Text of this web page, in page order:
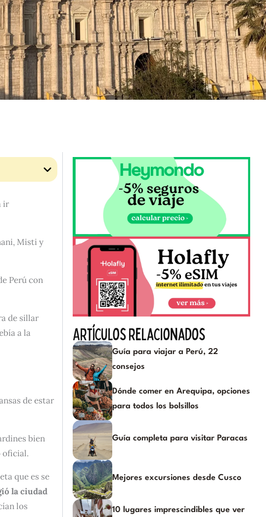
ir
Misti y
Perú con
de sillar
a la
de estar
bien
oficial.
que es se
la ciudad
los
Artículos relacionados
Guía para viajar a Perú, 22
consejos
Dónde comer en Arequipa, opciones
para todos los bolsillos
Guía completa para visitar Paracas
Mejores excursiones desde Cusco
10 lugares imprescindibles que ver